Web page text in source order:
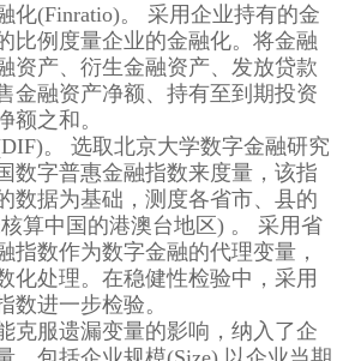
化(Finratio)。 采用企业持有的金
比例度量企业的金融化。将金融
资产、衍生金融资产、发放贷款
金融资产净额、持有至到期投资
额之和。
。 选取北京大学数字金融研究
数字普惠金融指数来度量，该指
数据为基础，测度各省市、县的
算中国的港澳台地区) 。 采用省
指数作为数字金融的代理变量，
化处理。在稳健性检验中，采用
数进一步检验。
克服遗漏变量的影响，纳入了企